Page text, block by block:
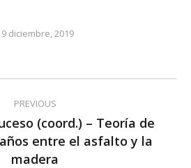
diciembre, 2019
PREVIOUS
Previous
post:
(coord.) – Teoría de
entre el asfalto y la
madera